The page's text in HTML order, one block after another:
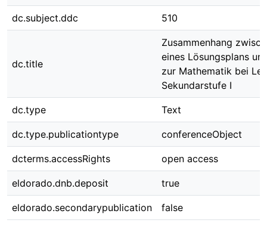
dc.subject.ddc 510
dc.title
Zusammenhang
eines Lösungsplans
zur Mathematik bei
Sekundarstufe I
dc.type Text
dc.type.publicationtype conferenceObject
dcterms.accessRights open access
eldorado.dnb.deposit true
eldorado.secondarypublication false